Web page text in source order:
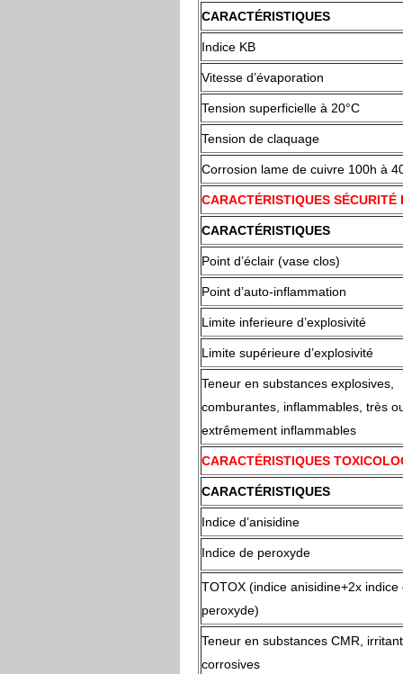
CARACTÉRISTIQUES
Indice KB
Vitesse d’évaporation
Tension superficielle à 20°C
Tension de claquage
Corrosion lame de cuivre 100h à
CARACTÉRISTIQUES SÉCURITÉ
CARACTÉRISTIQUES
Point d’éclair (vase clos)
Point d’auto-inflammation
Limite inferieure d’explosivité
Limite supérieure d’explosivité
Teneur en substances explosives,
comburantes, inflammables, très
extrêmement inflammables
CARACTÉRISTIQUES
CARACTÉRISTIQUES
Indice d’anisidine
Indice de peroxyde
TOTOX (indice anisidine+2x indice
peroxyde)
Teneur en substances CMR,
corrosives